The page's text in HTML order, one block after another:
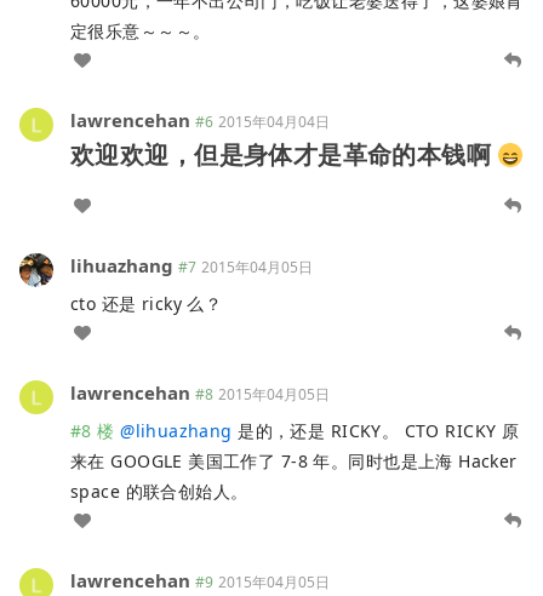
定很乐意～～～。
lawrencehan #6 2015年04月04日
欢迎欢迎，但是身体才是革命的本钱啊
lihuazhang #7 2015年04月05日
cto 还是 ricky 么？
lawrencehan #8 2015年04月05日
#8 楼 @lihuazhang 是的，还是 RICKY。 CTO RICKY 原
来在 GOOGLE 美国工作了 7-8 年。同时也是上海 Hacker
space 的联合创始人。
lawrencehan #9 2015年04月05日